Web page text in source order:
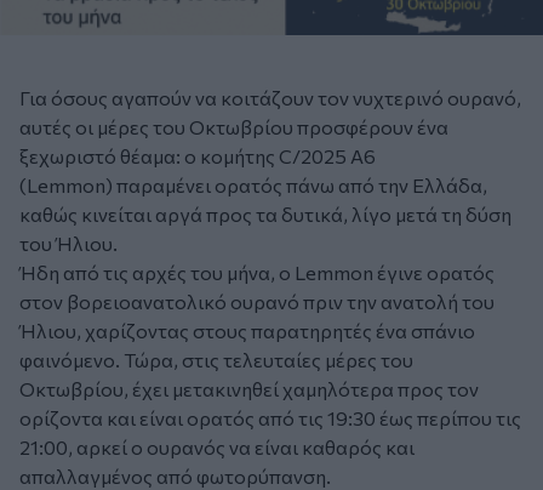
Για όσους αγαπούν να κοιτάζουν τον νυχτερινό ουρανό,
αυτές οι μέρες του Οκτωβρίου προσφέρουν ένα
ξεχωριστό θέαμα: ο κομήτης C/2025 A6
(Lemmon) παραμένει ορατός πάνω από την Ελλάδα,
καθώς κινείται αργά προς τα δυτικά, λίγο μετά τη δύση
του Ήλιου.
Ήδη από τις αρχές του μήνα, ο Lemmon έγινε ορατός
στον βορειοανατολικό ουρανό πριν την ανατολή του
Ήλιου, χαρίζοντας στους παρατηρητές ένα σπάνιο
φαινόμενο. Τώρα, στις τελευταίες μέρες του
Οκτωβρίου, έχει μετακινηθεί χαμηλότερα προς τον
ορίζοντα και είναι ορατός από τις 19:30 έως περίπου τις
21:00, αρκεί ο ουρανός να είναι καθαρός και
απαλλαγμένος από φωτορύπανση.